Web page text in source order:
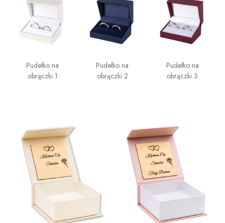
Pudełko na
obrączki 1
Pudełko na
obrączki 2
Pudełko na
obrączki 3